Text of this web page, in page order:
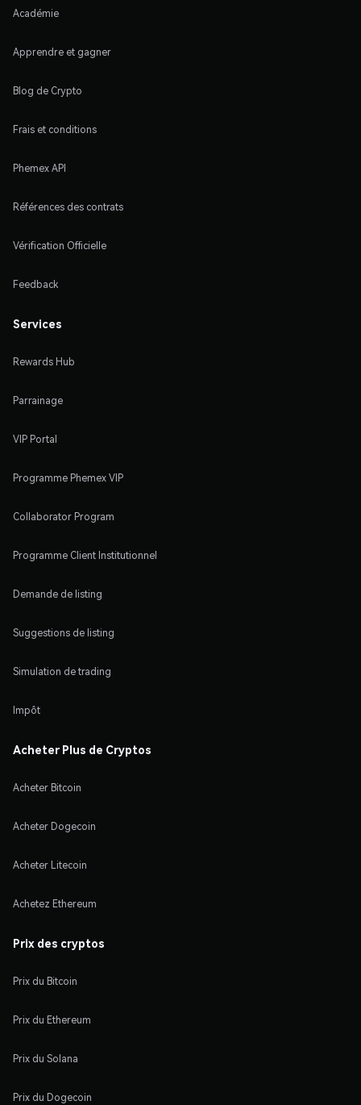
Académie
Apprendre et gagner
Blog de Crypto
Frais et conditions
Phemex API
Références des contrats
Vérification Officielle
Feedback
Services
Rewards Hub
Parrainage
VIP Portal
Programme Phemex VIP
Collaborator Program
Programme Client Institutionnel
Demande de listing
Suggestions de listing
Simulation de trading
Impôt
Acheter Plus de Cryptos
Acheter Bitcoin
Acheter Dogecoin
Acheter Litecoin
Achetez Ethereum
Prix des cryptos
Prix du Bitcoin
Prix du Ethereum
Prix du Solana
Prix du Dogecoin